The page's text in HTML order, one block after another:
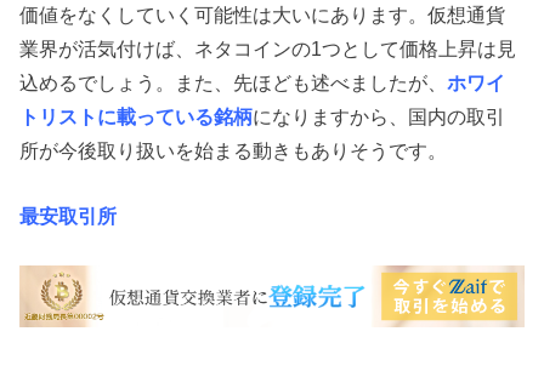
価値をなくしていく可能性は大いにあります。仮想通貨
業界が活気付けば、ネタコインの1つとして価格上昇は見
込めるでしょう。また、先ほども述べましたが、ホワイ
トリストに載っている銘柄になりますから、国内の取引
所が今後取り扱いを始まる動きもありそうです。
最安取引所